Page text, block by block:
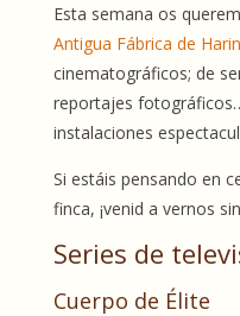
Esta semana os
Antigua Fábrica de
cinematográficos; de
reportajes
instalaciones
Si estáis pensando en
finca, ¡venid a vernos
Series de
Cuerpo de Élite